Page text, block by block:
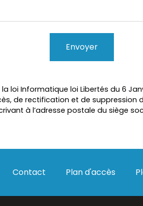
loi Informatique loi Libertés du 6
de rectification et de suppression
à l’adresse postale du siège
Contact Plan d'accès